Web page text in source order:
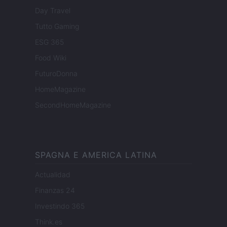
Day Travel
Tutto Gaming
ESG 365
Food Wiki
FuturoDonna
HomeMagazine
SecondHomeMagazine
SPAGNA E AMERICA LATINA
Actualidad
Finanzas 24
Investindo 365
Think.es